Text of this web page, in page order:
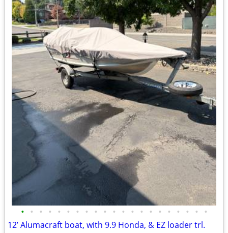
• • • • • • • • • • • • • • • • • • • • •
12’ Alumacraft boat, with 9.9 Honda, & EZ loader trl.